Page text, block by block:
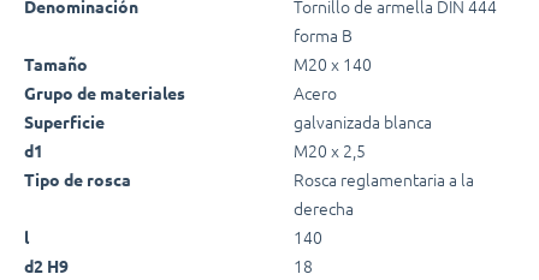
Denominación
Tornillo de armella DIN 444
forma B
Tamaño M20 x 140
Grupo de materiales Acero
Superficie galvanizada blanca
d1 M20 x 2,5
Tipo de rosca
Rosca reglamentaria a la
derecha
l 140
d2 H9 18